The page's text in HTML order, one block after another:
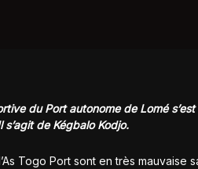
du Port autonome de Lomé
s’agit de Kégbalo Kodjo.
Togo Port sont en très mauvaise